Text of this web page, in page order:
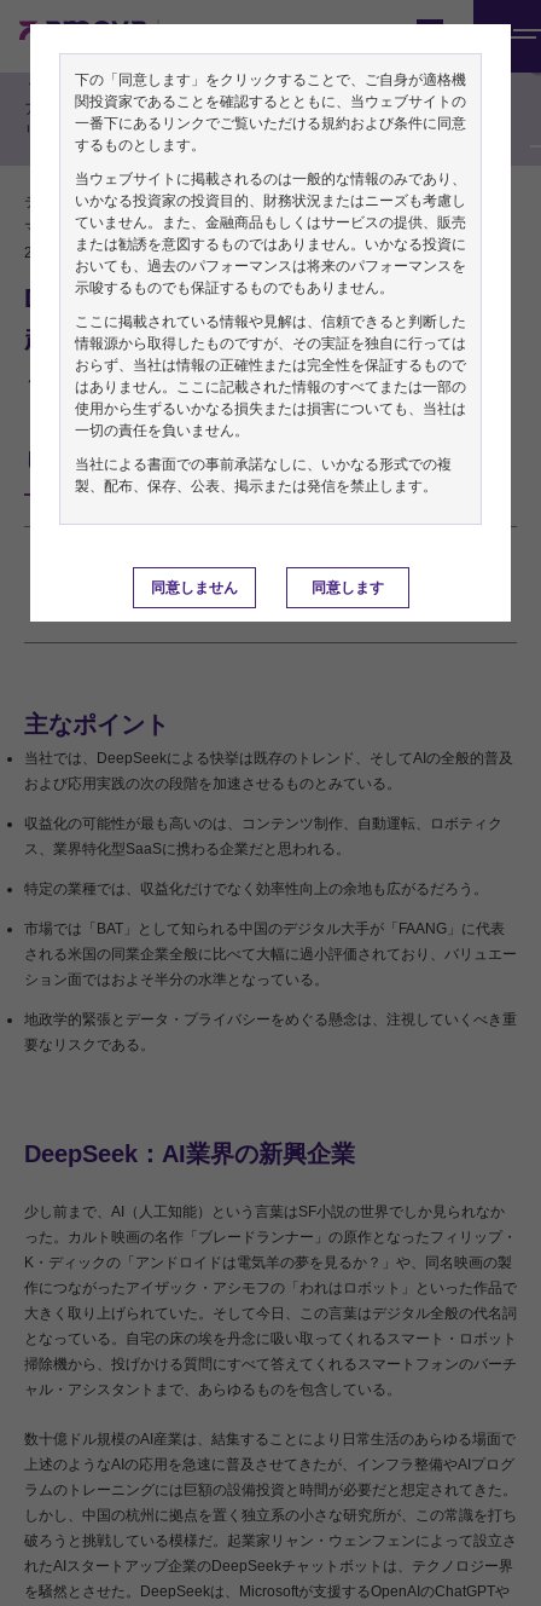
アジア株式戦略
アジア株式による
リサーチレポート
ティム・グレートン／アジア株式 シニア・ポートフォリオ・
マネジャー、 フー・シー／株式アナリスト
2025年02月25日
ウンロー
DeepSeekはAIのパラダイム・シフトを
起こしたか
～中国の小さなスタートアップ企業による低コス
トのチャットボットが世界の AI セクターにもたら
した影響～
an AI paradigm shift?」の日本語訳です。内容については英語による原本が日本語
主なポイント
当社では、DeepSeekによる快挙は既存のトレンド、そしてAIの全般的普及
および応用実践の次の段階を加速させるものとみている。
収益化の可能性が最も高いのは、コンテンツ制作、自動運転、ロボティク
ス、業界特化型SaaSに携わる企業だと思われる。
特定の業種では、収益化だけでなく効率性向上の余地も広がるだろう。
市場では「BAT」として知られる中国のデジタル大手が「FAANG」に代表
される米国の同業企業全般に比べて大幅に過小評価されており、バリュエー
ション面ではおよそ半分の水準となっている。
地政学的緊張とデータ・プライバシーをめぐる懸念は、注視していくべき重
要なリスクである。
DeepSeek：AI業界の新興企業
少し前まで、AI（人工知能）という言葉はSF小説の世界でしか見られなか
った。カルト映画の名作「ブレードランナー」の原作となったフィリップ・
K・ディックの「アンドロイドは電気羊の夢を見るか？」や、同名映画の製
作につながったアイザック・アシモフの「われはロボット」といった作品で
大きく取り上げられていた。そして今日、この言葉はデジタル全般の代名詞
となっている。自宅の床の埃を丹念に吸い取ってくれるスマート・ロボット
掃除機から、投げかける質問にすべて答えてくれるスマートフォンのバーチ
ャル・アシスタントまで、あらゆるものを包含している。
数十億ドル規模のAI産業は、結集することにより日常生活のあらゆる場面で
上述のようなAIの応用を急速に普及させてきたが、インフラ整備やAIプログ
ラムのトレーニングには巨額の設備投資と時間が必要だと想定されてきた。
しかし、中国の杭州に拠点を置く独立系の小さな研究所が、この常識を打ち
破ろうと挑戦している模様だ。起業家リャン・ウェンフェンによって設立さ
れたAIスタートアップ企業のDeepSeekチャットボットは、テクノロジー界
を騒然とさせた。DeepSeekは、Microsoftが支援するOpenAIのChatGPTや
下の「同意します」をクリックすることで、ご自身が適格機
関投資家であることを確認するとともに、当ウェブサイトの
一番下にあるリンクでご覧いただける規約および条件に同意
するものとします。
当ウェブサイトに掲載されるのは一般的な情報のみであり、
いかなる投資家の投資目的、財務状況またはニーズも考慮し
ていません。また、金融商品もしくはサービスの提供、販売
または勧誘を意図するものではありません。いかなる投資に
おいても、過去のパフォーマンスは将来のパフォーマンスを
示唆するものでも保証するものでもありません。
ここに掲載されている情報や見解は、信頼できると判断した
情報源から取得したものですが、その実証を独自に行っては
おらず、当社は情報の正確性または完全性を保証するもので
はありません。ここに記載された情報のすべてまたは一部の
使用から生ずるいかなる損失または損害についても、当社は
一切の責任を負いません。
当社による書面での事前承諾なしに、いかなる形式での複
製、配布、保存、公表、掲示または発信を禁止します。
同意しません 同意します